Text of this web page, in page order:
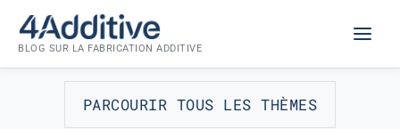
contenu
BLOG SUR LA FABRICATION ADDITIVE
PARCOURIR TOUS LES THÈMES